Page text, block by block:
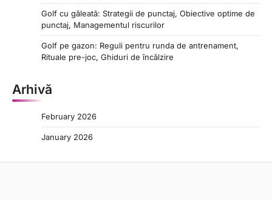
Golf cu găleată: Strategii de punctaj, Obiective optime de
punctaj, Managementul riscurilor
Golf pe gazon: Reguli pentru runda de antrenament,
Rituale pre-joc, Ghiduri de încălzire
Arhivă
February 2026
January 2026